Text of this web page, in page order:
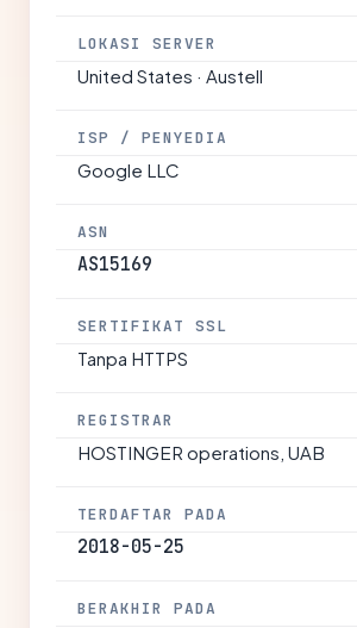
LOKASI SERVER
United States · Austell
ISP / PENYEDIA
Google LLC
ASN
AS15169
SERTIFIKAT SSL
Tanpa HTTPS
REGISTRAR
HOSTINGER operations, UAB
TERDAFTAR PADA
2018-05-25
BERAKHIR PADA